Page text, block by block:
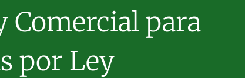
Comercial para
por Ley